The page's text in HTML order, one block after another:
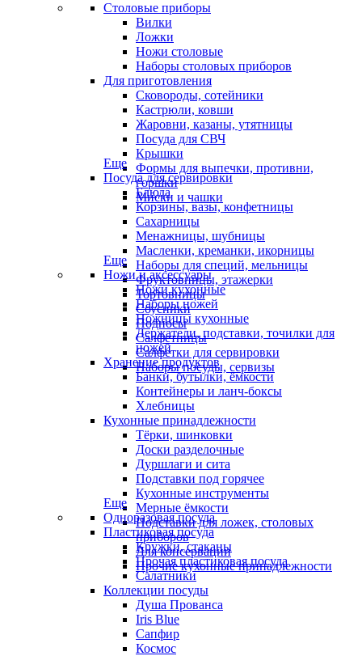
Столовые приборы
Вилки
Ложки
Ножи столовые
Наборы столовых приборов
Для приготовления
Сковороды, сотейники
Кастрюли, ковши
Жаровни, казаны, утятницы
Посуда для СВЧ
Крышки
Формы для выпечки, противни,
горшки
Миски и чашки
Еще
Посуда для сервировки
Блюда
Корзины, вазы, конфетницы
Сахарницы
Менажницы, шубницы
Масленки, креманки, икорницы
Наборы для специй, мельницы
Фруктовницы, этажерки
Тортовницы
Соусники
Подносы
Салфетницы
Салфетки для сервировки
Наборы посуды, сервизы
Еще
Ножи и аксессуары
Ножи кухонные
Наборы ножей
Ножницы кухонные
Держатели, подставки, точилки для
ножей
Хранение продуктов
Банки, бутылки, ёмкости
Контейнеры и ланч-боксы
Хлебницы
Кухонные принадлежности
Тёрки, шинковки
Доски разделочные
Дуршлаги и сита
Подставки под горячее
Кухонные инструменты
Мерные ёмкости
Подставки для ложек, столовых
приборов
Для консервации
Прочие кухонные принадлежности
Еще
Одноразовая посуда
Пластиковая посуда
Кружки, стаканы
Прочая пластиковая посуда
Салатники
Коллекции посуды
Душа Прованса
Iris Blue
Сапфир
Космос